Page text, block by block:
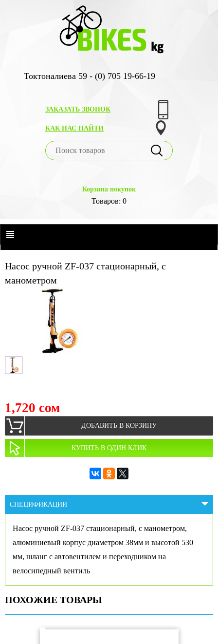
Токтоналиева 59 - (0) 705 19-66-19
ЗАКАЗАТЬ ЗВОНОК
КАК НАС НАЙТИ
Корзина покупок
Товаров: 0
Насос ручной ZF-037 стационарный, с
манометром
1,720 сом
ДОБАВИТЬ В КОРЗИНУ
КУПИТЬ В ОДИН КЛИК
СПЕЦИФИКАЦИИ
Насос ручной ZF-037 стационарный, с манометром,
алюминиевый корпус диаметром 38мм и высотой 530
мм, шланг с автовентилем и переходником на
велосипедный вентиль
ПОХОЖИЕ ТОВАРЫ